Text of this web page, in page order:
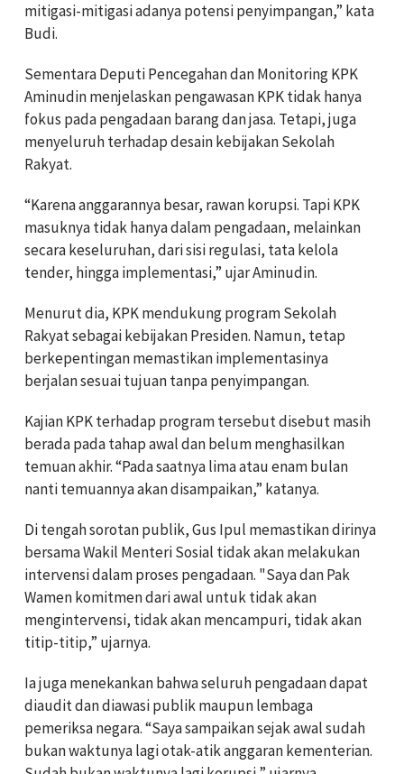
mitigasi-mitigasi adanya potensi penyimpangan,” kata
Budi.
Sementara Deputi Pencegahan dan Monitoring KPK
Aminudin menjelaskan pengawasan KPK tidak hanya
fokus pada pengadaan barang dan jasa. Tetapi, juga
menyeluruh terhadap desain kebijakan Sekolah
Rakyat.
“Karena anggarannya besar, rawan korupsi. Tapi KPK
masuknya tidak hanya dalam pengadaan, melainkan
secara keseluruhan, dari sisi regulasi, tata kelola
tender, hingga implementasi,” ujar Aminudin.
Menurut dia, KPK mendukung program Sekolah
Rakyat sebagai kebijakan Presiden. Namun, tetap
berkepentingan memastikan implementasinya
berjalan sesuai tujuan tanpa penyimpangan.
Kajian KPK terhadap program tersebut disebut masih
berada pada tahap awal dan belum menghasilkan
temuan akhir. “Pada saatnya lima atau enam bulan
nanti temuannya akan disampaikan,” katanya.
Di tengah sorotan publik, Gus Ipul memastikan dirinya
bersama Wakil Menteri Sosial tidak akan melakukan
intervensi dalam proses pengadaan. "Saya dan Pak
Wamen komitmen dari awal untuk tidak akan
mengintervensi, tidak akan mencampuri, tidak akan
titip-titip,” ujarnya.
Ia juga menekankan bahwa seluruh pengadaan dapat
diaudit dan diawasi publik maupun lembaga
pemeriksa negara. “Saya sampaikan sejak awal sudah
bukan waktunya lagi otak-atik anggaran kementerian.